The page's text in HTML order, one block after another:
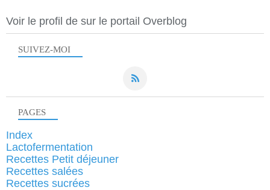
SUIVEZ-MOI
Voir le profil de sur le portail Overblog
PAGES
Index
Lactofermentation
Recettes Petit déjeuner
Recettes salées
Recettes sucrées